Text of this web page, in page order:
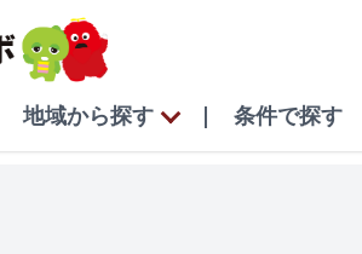
地域から探す | 条件で探